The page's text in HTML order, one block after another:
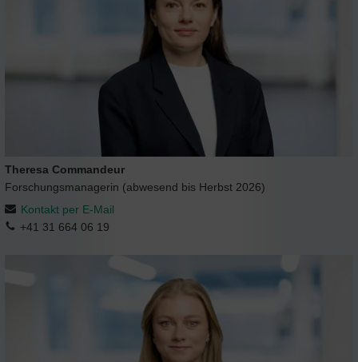
Theresa Commandeur
Forschungsmanagerin (abwesend bis Herbst 2026)
Kontakt per E-Mail
+41 31 664 06 19